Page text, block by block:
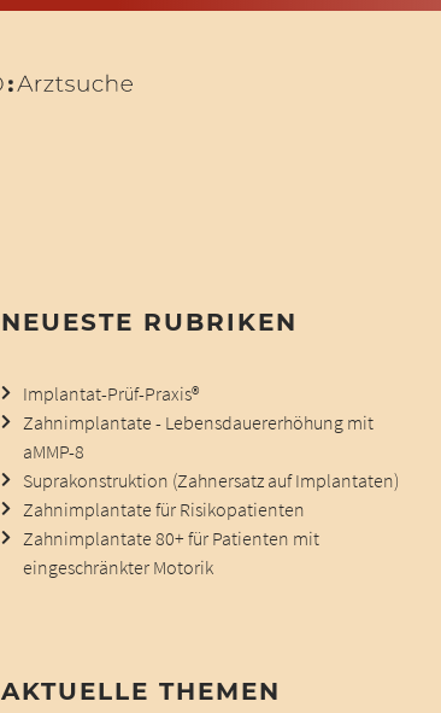
NEUESTE RUBRIKEN
Implantat-Prüf-Praxis®
Zahnimplantate - Lebensdauererhöhung mit
aMMP-8
Suprakonstruktion (Zahnersatz auf Implantaten)
Zahnimplantate für Risikopatienten
Zahnimplantate 80+ für Patienten mit
eingeschränkter Motorik
AKTUELLE THEMEN